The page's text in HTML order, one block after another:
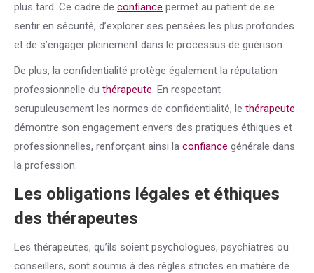
plus tard. Ce cadre de confiance permet au patient de se
sentir en sécurité, d’explorer ses pensées les plus profondes
et de s’engager pleinement dans le processus de guérison.
De plus, la confidentialité protège également la réputation
professionnelle du thérapeute. En respectant
scrupuleusement les normes de confidentialité, le thérapeute
démontre son engagement envers des pratiques éthiques et
professionnelles, renforçant ainsi la confiance générale dans
la profession.
Les obligations légales et éthiques
des thérapeutes
Les thérapeutes, qu’ils soient psychologues, psychiatres ou
conseillers, sont soumis à des règles strictes en matière de